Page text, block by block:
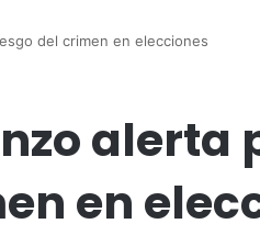
del crimen en elecciones
alerta
en